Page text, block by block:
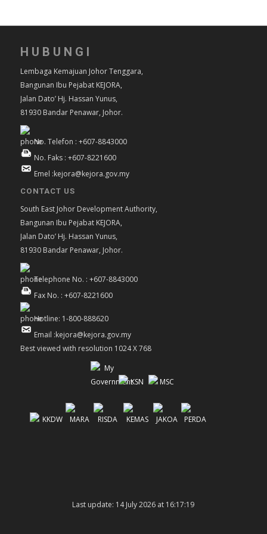
HUBUNGI
Lembaga Kemajuan Johor Tenggara,
Bangunan Ibu Pejabat KEJORA,
Jalan Dato’ Hj. Hassan Yunus,
81930 Bandar Penawar, Johor.
No. Telefon : +607-8843000
No. Faks : +607-8221600
Emel :kejora@kejora.gov.my
CONTACT US
South East Johor Development Authority,
Bangunan Ibu Pejabat KEJORA,
Jalan Dato’ Hj. Hassan Yunus,
81930 Bandar Penawar, Johor.
Telephone No. : +607-8843000
Fax No. : +607-8221600
Hotline: 1-800-888620
Email :kejora@kejora.gov.my
Best viewed with resolution 1024 X 768
Last update: 14 July 2026 at 16:17:19